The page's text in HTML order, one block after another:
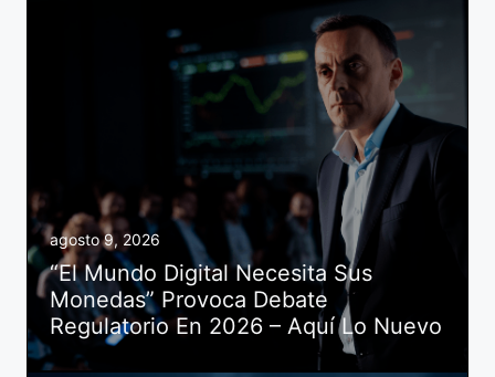
agosto 9, 2026
“El Mundo Digital Necesita Sus
Monedas” Provoca Debate
Regulatorio En 2026 – Aquí Lo Nuevo